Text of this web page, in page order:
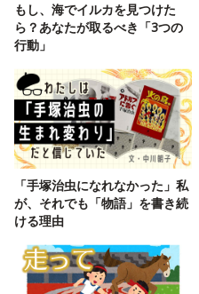
もし、海でイルカを見つけた
ら？あなたが取るべき「3つの
行動」
「手塚治虫になれなかった」私
が、それでも「物語」を書き続
ける理由